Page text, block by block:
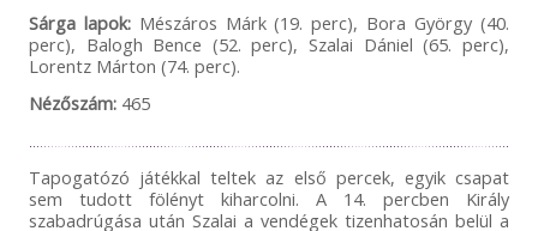
Sárga lapok:Mészáros Márk (19. perc), Bora György (40.
perc), Balogh Bence (52. perc), Szalai Dániel (65. perc),
Lorentz Márton (74. perc).
Nézőszám:465
Tapogatózó játékkal teltek az első percek, egyik csapat
sem tudott fölényt kiharcolni. A 14. percben Király
szabadrúgása után Szalai a vendégek tizenhatosán belül a